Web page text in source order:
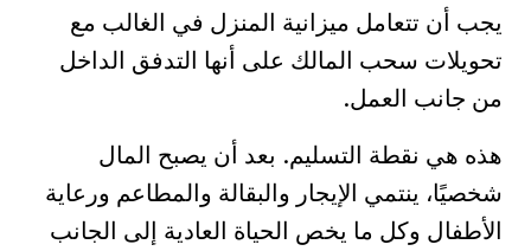
يجب أن تتعامل ميزانية المنزل في الغالب مع
تحويلات سحب المالك على أنها التدفق الداخل
من جانب العمل.
هذه هي نقطة التسليم. بعد أن يصبح المال
شخصيًا، ينتمي الإيجار والبقالة والمطاعم ورعاية
الأطفال وكل ما يخص الحياة العادية إلى الجانب